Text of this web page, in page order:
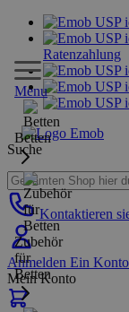
Ratenzahlung
Suche
Kontaktieren
Anmelden Ein
Mein Konto
Menu
Betten
Zubehör
für
Betten